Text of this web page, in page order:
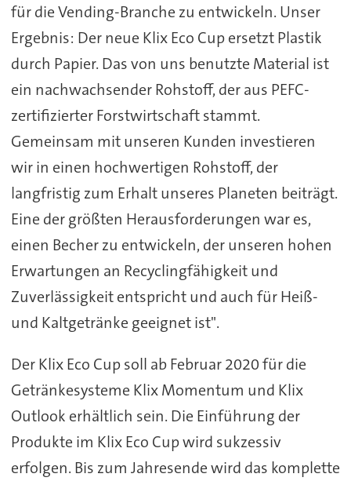
für die Vending-Branche zu entwickeln. Unser
Ergebnis: Der neue Klix Eco Cup ersetzt Plastik
durch Papier. Das von uns benutzte Material ist
ein nachwachsender Rohstoff, der aus PEFC-
zertifizierter Forstwirtschaft stammt.
Gemeinsam mit unseren Kunden investieren
wir in einen hochwertigen Rohstoff, der
langfristig zum Erhalt unseres Planeten beiträgt.
Eine der größten Herausforderungen war es,
einen Becher zu entwickeln, der unseren hohen
Erwartungen an Recyclingfähigkeit und
Zuverlässigkeit entspricht und auch für Heiß-
und Kaltgetränke geeignet ist".
Der Klix Eco Cup soll ab Februar 2020 für die
Getränkesysteme Klix Momentum und Klix
Outlook erhältlich sein. Die Einführung der
Produkte im Klix Eco Cup wird sukzessiv
erfolgen. Bis zum Jahresende wird das komplette